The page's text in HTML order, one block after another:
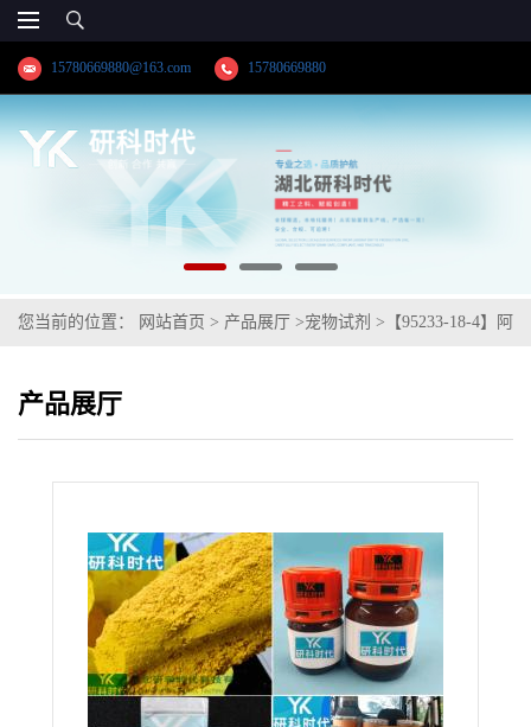
15780669880@163.com 15780669880
您当前的位置： 网站首页 > 产品展厅 >宠物试剂 > 【95233-18-4】阿
时代科技】-“研”无止境;“科”学创新！-业务咨询联系-王菲
产品展厅